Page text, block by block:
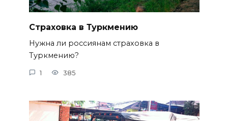
Страховка в Туркмению
Нужна ли россиянам страховка в
Туркмению?
1 385